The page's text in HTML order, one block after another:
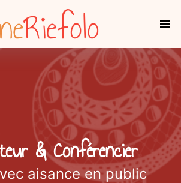
& Conférencier
aisance en public